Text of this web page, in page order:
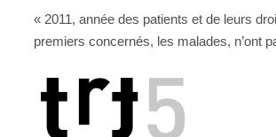
« 2011, année des patients et de leurs
premiers concernés, les malades, n’ont